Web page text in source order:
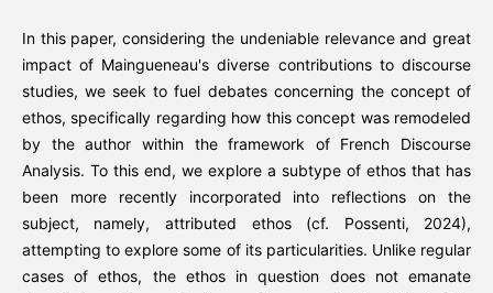
In this paper, considering the undeniable relevance and great
impact of Maingueneau's diverse contributions to discourse
studies, we seek to fuel debates concerning the concept of
ethos, specifically regarding how this concept was remodeled
by the author within the framework of French Discourse
Analysis. To this end, we explore a subtype of ethos that has
been more recently incorporated into reflections on the
subject, namely, attributed ethos (cf. Possenti, 2024),
attempting to explore some of its particularities. Unlike regular
cases of ethos, the ethos in question does not emanate